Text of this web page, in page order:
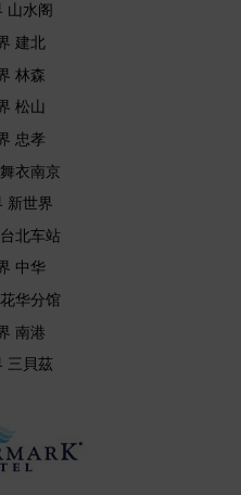
山水阁
建北
林森
松山
忠孝
衣南京
新世界
北车站
中华
华分馆
南港
三貝茲